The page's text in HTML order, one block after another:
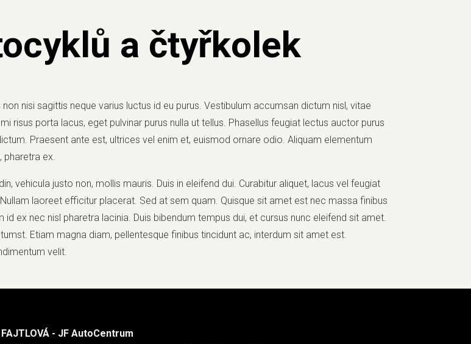
a čtyřkolek
nisi sagittis neque varius luctus id eu purus. Vestibulum accumsan dictum nisl, vitae
risus porta lacus, eget pulvinar purus nulla ut tellus. Phasellus feugiat lectus auctor purus
Praesent ante est, ultrices vel enim et, euismod ornare odio. Aliquam elementum
pharetra ex.
vehicula justo non, mollis mauris. Duis in eleifend dui. Curabitur aliquet, lacus vel feugiat
laoreet efficitur placerat. Sed at sem quam. Quisque sit amet est nec massa finibus
ex nec nisl pharetra lacinia. Duis bibendum tempus dui, et cursus nunc eleifend sit amet.
Etiam magna diam, pellentesque finibus tincidunt ac, interdum sit amet est.
velit.
- JF AutoCentrum